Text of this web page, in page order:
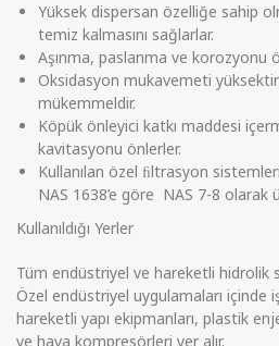
Yüksek dispersan özelliğe sahip
temiz kalmasını sağlarlar.
Aşınma, paslanma ve korozyonu
Oksidasyon mukavemeti
mükemmeldir.
Köpük önleyici katkı maddesi
kavitasyonu önlerler.
Kullanılan özel ﬁltrasyon
NAS 1638’e göre NAS 7-8 olarak
Kullanıldığı Yerler
Tüm endüstriyel ve hareketli hidrolik
Özel endüstriyel uygulamaları içinde
hareketli yapı ekipmanları, plastik
ve hava kompresörleri yer alır.